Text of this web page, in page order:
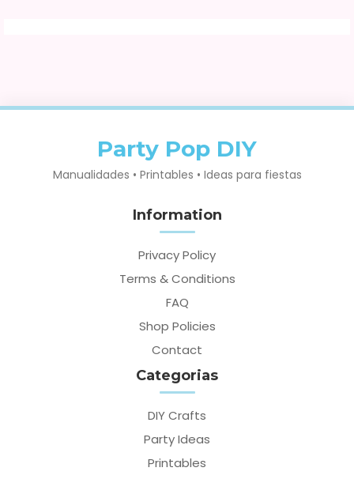
Party Pop DIY
Manualidades • Printables • Ideas para fiestas
Information
Privacy Policy
Terms & Conditions
FAQ
Shop Policies
Contact
Categorias
DIY Crafts
Party Ideas
Printables